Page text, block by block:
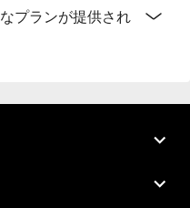
プランが提供され